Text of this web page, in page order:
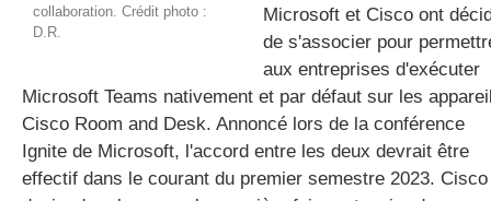
collaboration. Crédit photo :
D.R.
Microsoft et Cisco ont
de s'associer pour
aux entreprises d'exécuter
Microsoft Teams nativement et par défaut sur les
Cisco Room and Desk. Annoncé lors de la conférence
Ignite de Microsoft, l'accord entre les deux devrait être
effectif dans le courant du premier semestre 2023. Cisco